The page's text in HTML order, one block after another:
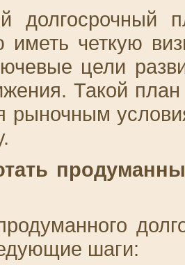
долгосрочный
иметь четкую
цели
Такой план
шаги: